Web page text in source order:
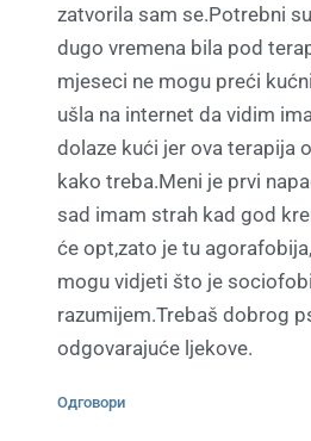
zatvorila sam se.Potrebni
dugo vremena bila pod
mjeseci ne mogu preći
ušla na internet da vidim
dolaze kući jer ova terapija
kako treba.Meni je prvi
sad imam strah kad god
će opt,zato je tu
mogu vidjeti što je
razumijem.Trebaš dobrog
odgovarajuće ljekove.
Одговори